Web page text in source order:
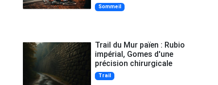
Sommeil
Trail du Mur païen : Rubio
impérial, Gomes d'une
précision chirurgicale
Trail